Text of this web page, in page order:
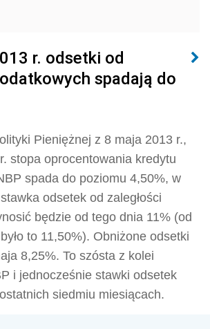
r. odsetki od
spadają do
Pieniężnej z 8 maja 2013 r.,
stopa oprocentowania kredytu
spada do poziomu 4,50%, w
odsetek od zaległości
będzie od tego dnia 11% (od
to 11,50%). Obniżone odsetki
8,25%. To szósta z kolei
i jednocześnie stawki odsetek
siedmiu miesiącach.